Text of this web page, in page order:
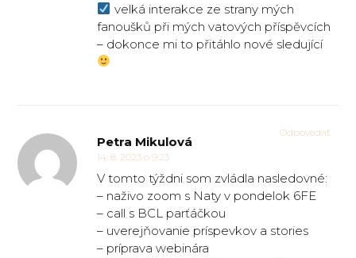
velká interakce ze strany mých
fanoušků při mých vatových příspěvcích
– dokonce mi to přitáhlo nové sledující
Petra Mikulová
14. 8. 2023 o 9:23
V tomto týždni som zvládla nasledovné:
– naživo zoom s Naty v pondelok 6FE
– call s BCL parťáčkou
– uverejňovanie príspevkov a stories
– príprava webinára
Odpovedať